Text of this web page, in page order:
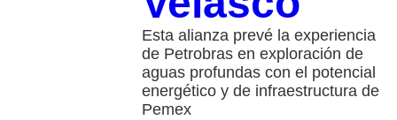
Esta alianza prevé la experiencia
de Petrobras en exploración de
aguas profundas con el potencial
energético y de infraestructura de
Pemex